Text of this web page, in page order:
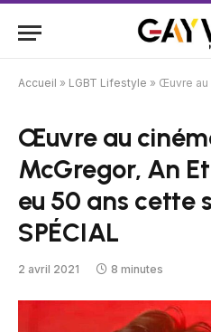
Accueil » LGBT Lifestyle » Œuvre au cinéma:
Œuvre au
McGregor, An
eu 50 ans cette
SPÉCIAL
2 avril 2021 8 minutes